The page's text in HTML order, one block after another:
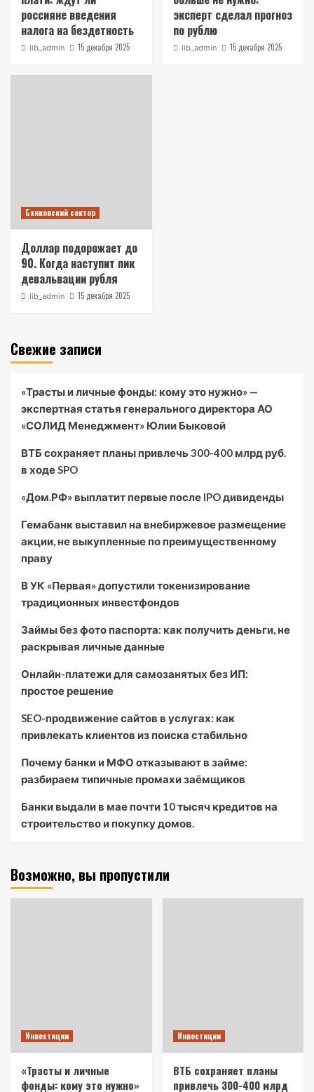
россияне введения
налога на бездетность
lib_admin 15 декабря 2025
эксперт сделал прогноз
по рублю
lib_admin 15 декабря 2025
Банковский сектор
Доллар подорожает до
90. Когда наступит пик
девальвации рубля
lib_admin 15 декабря 2025
Свежие записи
«Трасты и личные фонды: кому это нужно» —
экспертная статья генерального директора АО
«СОЛИД Менеджмент» Юлии Быковой
ВТБ сохраняет планы привлечь 300-400 млрд руб.
в ходе SPO
«Дом.РФ» выплатит первые после IPO дивиденды
Гемабанк выставил на внебиржевое размещение
акции, не выкупленные по преимущественному
праву
В УК «Первая» допустили токенизирование
традиционных инвестфондов
Займы без фото паспорта: как получить деньги, не
раскрывая личные данные
Онлайн-платежи для самозанятых без ИП:
простое решение
SEO-продвижение сайтов в услугах: как
привлекать клиентов из поиска стабильно
Почему банки и МФО отказывают в займе:
разбираем типичные промахи заёмщиков
Банки выдали в мае почти 10 тысяч кредитов на
строительство и покупку домов.
Возможно, вы пропустили
Инвестиции
«Трасты и личные
фонды: кому это нужно»
Инвестиции
ВТБ сохраняет планы
привлечь 300-400 млрд